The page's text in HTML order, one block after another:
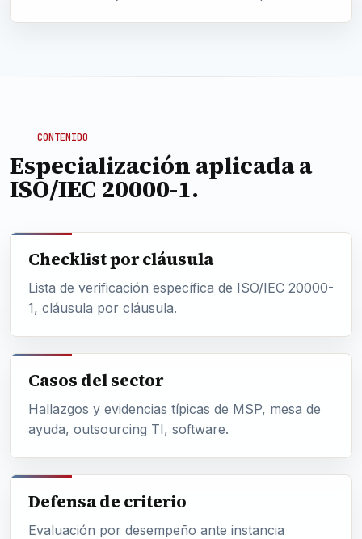
CONTENIDO
Especialización aplicada a
ISO/IEC 20000-1.
Checklist por cláusula
Lista de verificación específica de ISO/IEC 20000-
1, cláusula por cláusula.
Casos del sector
Hallazgos y evidencias típicas de MSP, mesa de
ayuda, outsourcing TI, software.
Defensa de criterio
Evaluación por desempeño ante instancia